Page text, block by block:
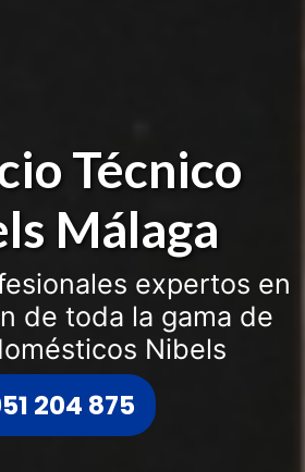
Técnico
Málaga
expertos en
de toda la gama de
Nibels
204 875